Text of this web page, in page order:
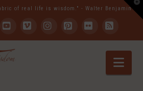
of real life is wisdom." - Walter Benjamin
YouTubeVimeoInstagramPinterest
FlickrRSS